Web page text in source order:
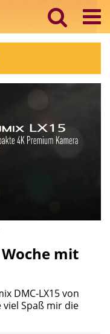
mit
DMC-LX15 von
viel Spaß mir die